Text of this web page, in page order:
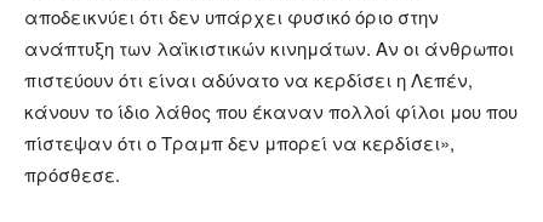
αποδεικνύει ότι δεν υπάρχει φυσικό όριο στην
ανάπτυξη των λαϊκιστικών κινημάτων. Αν οι άνθρωποι
πιστεύουν ότι είναι αδύνατο να κερδίσει η Λεπέν,
κάνουν το ίδιο λάθος που έκαναν πολλοί φίλοι μου που
πίστεψαν ότι ο Τραμπ δεν μπορεί να κερδίσει»,
πρόσθεσε.